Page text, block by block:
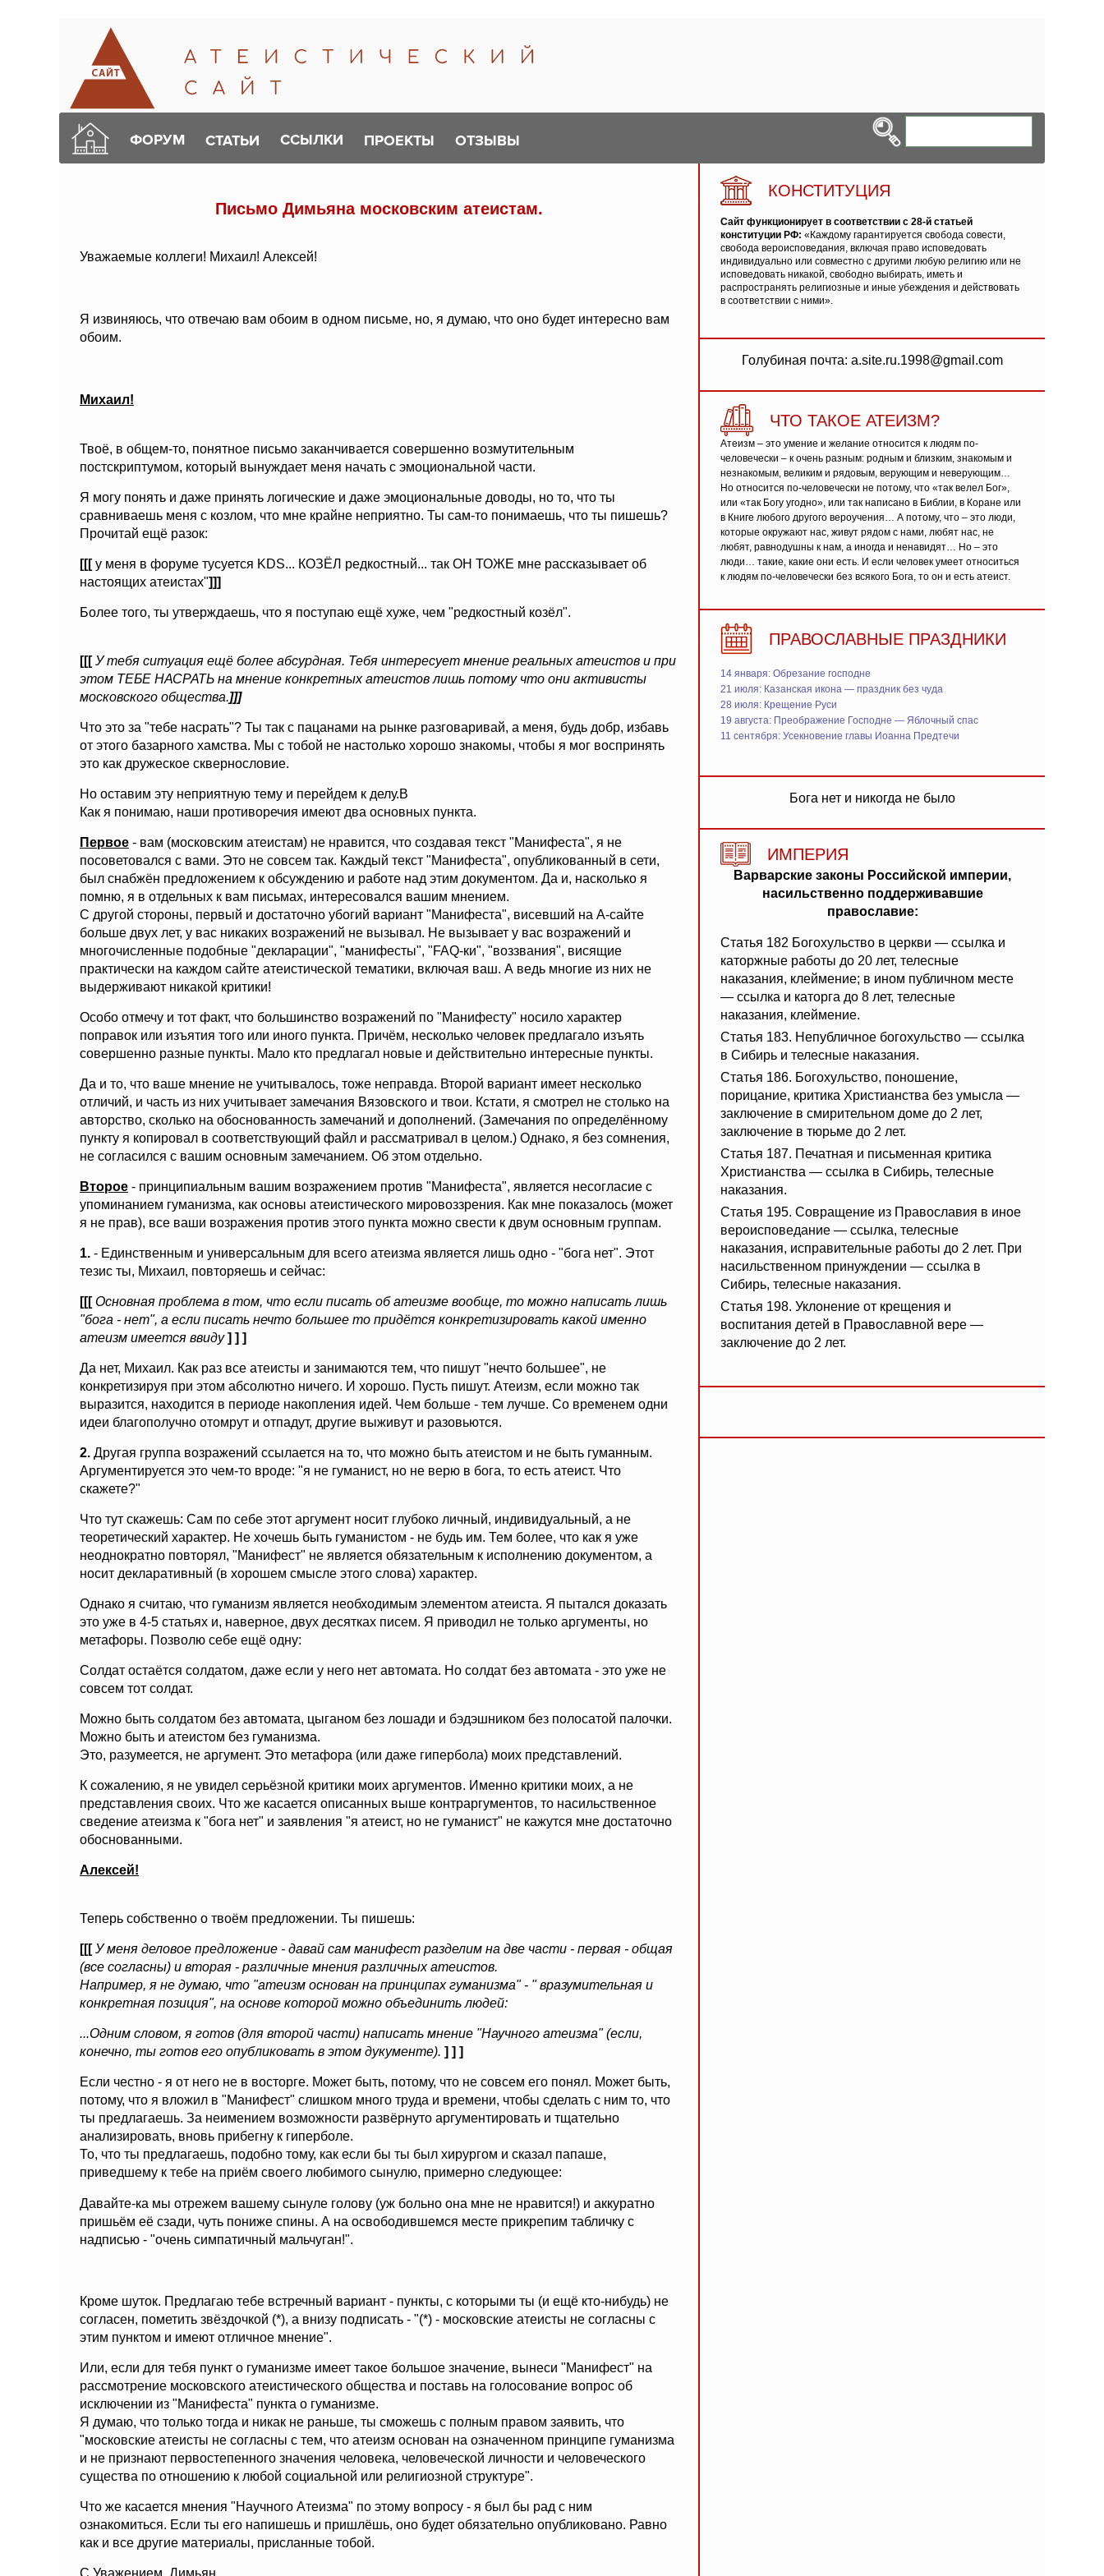
ФОРУМ СТАТЬИ ССЫЛКИ ПРОЕКТЫ ОТЗЫВЫ
Письмо Димьяна московским атеистам.
Уважаемые коллеги! Михаил! Алексей!
Я извиняюсь, что отвечаю вам обоим в одном письме, но, я думаю, что оно будет интересно вам
обоим.
Михаил!
Твоё, в общем-то, понятное письмо заканчивается совершенно возмутительным
постскриптумом, который вынуждает меня начать с эмоциональной части.
Я могу понять и даже принять логические и даже эмоциональные доводы, но то, что ты
сравниваешь меня с козлом, что мне крайне неприятно. Ты сам-то понимаешь, что ты пишешь?
Прочитай ещё разок:
[[[у меня в форуме тусуется KDS... КОЗЁЛ редкостный... так ОН ТОЖЕ мне рассказывает об
настоящих атеистах"]]]
Более того, ты утверждаешь, что я поступаю ещё хуже, чем "редкостный козёл".
[[[У тебя ситуация ещё более абсурдная. Тебя интересует мнение реальных атеистов и при
этом ТЕБЕ НАСРАТЬ на мнение конкретных атеистов лишь потому что они активисты
московского общества.]]]
Что это за "тебе насрать"? Ты так с пацанами на рынке разговаривай, а меня, будь добр, избавь
от этого базарного хамства. Мы с тобой не настолько хорошо знакомы, чтобы я мог воспринять
это как дружеское сквернословие.
Но оставим эту неприятную тему и перейдем к делу.B
Как я понимаю, наши противоречия имеют два основных пункта.
Первое - вам (московским атеистам) не нравится, что создавая текст "Манифеста", я не
посоветовался с вами. Это не совсем так. Каждый текст "Манифеста", опубликованный в сети,
был снабжён предложением к обсуждению и работе над этим документом. Да и, насколько я
помню, я в отдельных к вам письмах, интересовался вашим мнением.
С другой стороны, первый и достаточно убогий вариант "Манифеста", висевший на А-сайте
больше двух лет, у вас никаких возражений не вызывал. Не вызывает у вас возражений и
многочисленные подобные "декларации", "манифесты", "FAQ-ки", "воззвания", висящие
практически на каждом сайте атеистической тематики, включая ваш. А ведь многие из них не
выдерживают никакой критики!
Особо отмечу и тот факт, что большинство возражений по "Манифесту" носило характер
поправок или изъятия того или иного пункта. Причём, несколько человек предлагало изъять
совершенно разные пункты. Мало кто предлагал новые и действительно интересные пункты.
Да и то, что ваше мнение не учитывалось, тоже неправда. Второй вариант имеет несколько
отличий, и часть из них учитывает замечания Вязовского и твои. Кстати, я смотрел не столько на
авторство, сколько на обоснованность замечаний и дополнений. (Замечания по определённому
пункту я копировал в соответствующий файл и рассматривал в целом.) Однако, я без сомнения,
не согласился с вашим основным замечанием. Об этом отдельно.
Второе - принципиальным вашим возражением против "Манифеста", является несогласие с
упоминанием гуманизма, как основы атеистического мировоззрения. Как мне показалось (может
я не прав), все ваши возражения против этого пункта можно свести к двум основным группам.
1. - Единственным и универсальным для всего атеизма является лишь одно - "бога нет". Этот
тезис ты, Михаил, повторяешь и сейчас:
[[[Основная проблема в том, что если писать об атеизме вообще, то можно написать лишь
"бога - нет", а если писать нечто большее то придётся конкретизировать какой именно
атеизм имеется ввиду] ] ]
Да нет, Михаил. Как раз все атеисты и занимаются тем, что пишут "нечто большее", не
конкретизируя при этом абсолютно ничего. И хорошо. Пусть пишут. Атеизм, если можно так
выразится, находится в периоде накопления идей. Чем больше - тем лучше. Со временем одни
идеи благополучно отомрут и отпадут, другие выживут и разовьются.
2. Другая группа возражений ссылается на то, что можно быть атеистом и не быть гуманным.
Аргументируется это чем-то вроде: "я не гуманист, но не верю в бога, то есть атеист. Что
скажете?"
Что тут скажешь: Сам по себе этот аргумент носит глубоко личный, индивидуальный, а не
теоретический характер. Не хочешь быть гуманистом - не будь им. Тем более, что как я уже
неоднократно повторял, "Манифест" не является обязательным к исполнению документом, а
носит декларативный (в хорошем смысле этого слова) характер.
Однако я считаю, что гуманизм является необходимым элементом атеиста. Я пытался доказать
это уже в 4-5 статьях и, наверное, двух десятках писем. Я приводил не только аргументы, но
метафоры. Позволю себе ещё одну:
Солдат остаётся солдатом, даже если у него нет автомата. Но солдат без автомата - это уже не
совсем тот солдат.
Можно быть солдатом без автомата, цыганом без лошади и бэдэшником без полосатой палочки.
Можно быть и атеистом без гуманизма.
Это, разумеется, не аргумент. Это метафора (или даже гипербола) моих представлений.
К сожалению, я не увидел серьёзной критики моих аргументов. Именно критики моих, а не
представления своих. Что же касается описанных выше контраргументов, то насильственное
сведение атеизма к "бога нет" и заявления "я атеист, но не гуманист" не кажутся мне достаточно
обоснованными.
Алексей!
Теперь собственно о твоём предложении. Ты пишешь:
[[[У меня деловое предложение - давай сам манифест разделим на две части - первая - общая
(все согласны) и вторая - различные мнения различных атеистов.
Например, я не думаю, что "атеизм основан на принципах гуманизма" - " вразумительная и
конкретная позиция", на основе которой можно объединить людей:
...Одним словом, я готов (для второй части) написать мнение "Научного атеизма" (если,
конечно, ты готов его опубликовать в этом дукументе). ] ] ]
Если честно - я от него не в восторге. Может быть, потому, что не совсем его понял. Может быть,
потому, что я вложил в "Манифест" слишком много труда и времени, чтобы сделать с ним то, что
ты предлагаешь. За неимением возможности развёрнуто аргументировать и тщательно
анализировать, вновь прибегну к гиперболе.
То, что ты предлагаешь, подобно тому, как если бы ты был хирургом и сказал папаше,
приведшему к тебе на приём своего любимого сынулю, примерно следующее:
Давайте-ка мы отрежем вашему сынуле голову (уж больно она мне не нравится!) и аккуратно
пришьём её сзади, чуть пониже спины. А на освободившемся месте прикрепим табличку с
надписью - "очень симпатичный мальчуган!".
Кроме шуток. Предлагаю тебе встречный вариант - пункты, с которыми ты (и ещё кто-нибудь) не
согласен, пометить звёздочкой (*), а внизу подписать - "(*) - московские атеисты не согласны с
этим пунктом и имеют отличное мнение".
Или, если для тебя пункт о гуманизме имеет такое большое значение, вынеси "Манифест" на
рассмотрение московского атеистического общества и поставь на голосование вопрос об
исключении из "Манифеста" пункта о гуманизме.
Я думаю, что только тогда и никак не раньше, ты сможешь с полным правом заявить, что
"московские атеисты не согласны с тем, что атеизм основан на означенном принципе гуманизма
и не признают первостепенного значения человека, человеческой личности и человеческого
существа по отношению к любой социальной или религиозной структуре".
Что же касается мнения "Научного Атеизма" по этому вопросу - я был бы рад с ним
ознакомиться. Если ты его напишешь и пришлёшь, оно будет обязательно опубликовано. Равно
как и все другие материалы, присланные тобой.
С Уважением, Димьян.
КОНСТИТУЦИЯ
Сайт функционирует в соответствии с 28-й статьей
конституции РФ: «Каждому гарантируется свобода совести,
свобода вероисповедания, включая право исповедовать
индивидуально или совместно с другими любую религию или не
исповедовать никакой, свободно выбирать, иметь и
распространять религиозные и иные убеждения и действовать
в соответствии с ними».
Голубиная почта: a.site.ru.1998@gmail.com
ЧТО ТАКОЕ АТЕИЗМ?
Атеизм – это умение и желание относится к людям по-
человечески – к очень разным: родным и близким, знакомым и
незнакомым, великим и рядовым, верующим и неверующим…
Но относится по-человечески не потому, что «так велел Бог»,
или «так Богу угодно», или так написано в Библии, в Коране или
в Книге любого другого вероучения… А потому, что – это люди,
которые окружают нас, живут рядом с нами, любят нас, не
любят, равнодушны к нам, а иногда и ненавидят… Но – это
люди… такие, какие они есть. И если человек умеет относиться
к людям по-человечески без всякого Бога, то он и есть атеист.
ПРАВОСЛАВНЫЕ ПРАЗДНИКИ
14 января: Обрезание господне
21 июля: Казанская икона — праздник без чуда
28 июля: Крещение Руси
19 августа: Преображение Господне — Яблочный спас
11 сентября: Усекновение главы Иоанна Предтечи
Бога нет и никогда не было
ИМПЕРИЯ
Варварские законы Российской империи,
насильственно поддерживавшие
православие:
Статья 182 Богохульство в церкви — ссылка и
каторжные работы до 20 лет, телесные
наказания, клеймение; в ином публичном месте
— ссылка и каторга до 8 лет, телесные
наказания, клеймение.
Статья 183. Непубличное богохульство — ссылка
в Сибирь и телесные наказания.
Статья 186. Богохульство, поношение,
порицание, критика Христианства без умысла —
заключение в смирительном доме до 2 лет,
заключение в тюрьме до 2 лет.
Статья 187. Печатная и письменная критика
Христианства — ссылка в Сибирь, телесные
наказания.
Статья 195. Совращение из Православия в иное
вероисповедание — ссылка, телесные
наказания, исправительные работы до 2 лет. При
насильственном принуждении — ссылка в
Сибирь, телесные наказания.
Статья 198. Уклонение от крещения и
воспитания детей в Православной вере —
заключение до 2 лет.